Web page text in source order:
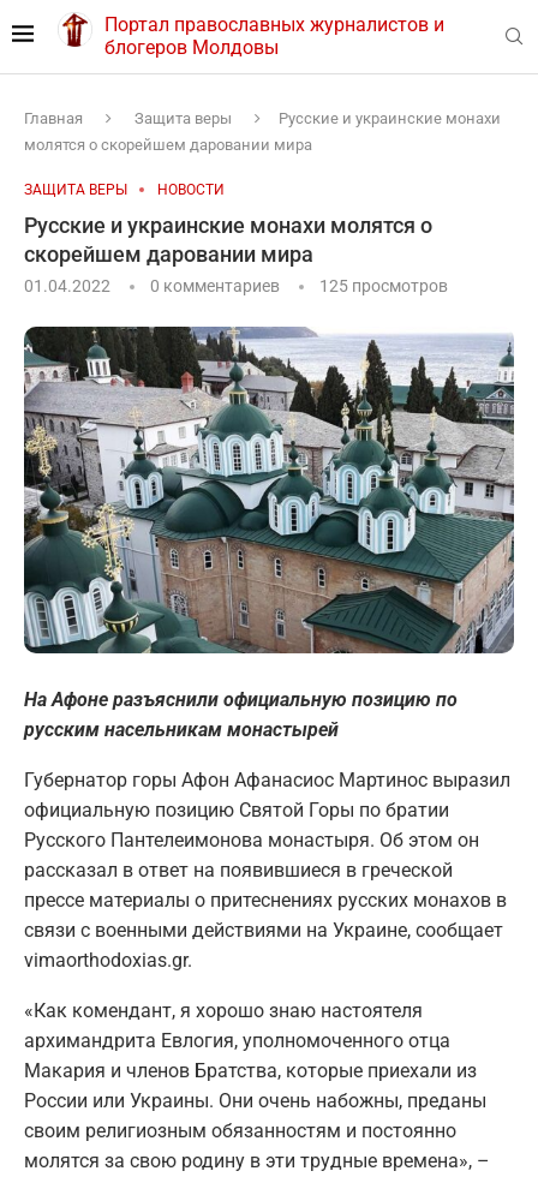
Портал православных журналистов и
блогеров Молдовы
Главная Защита веры
Русские и украинские монахи
молятся о скорейшем даровании мира
ЗАЩИТА ВЕРЫ НОВОСТИ
Русские и украинские монахи молятся о
скорейшем даровании мира
01.04.2022 0 комментариев 125 просмотров
На Афоне разъяснили официальную позицию по
русским насельникам монастырей
Губернатор горы Афон Афанасиос Мартинос выразил
официальную позицию Святой Горы по братии
Русского Пантелеимонова монастыря. Об этом он
рассказал в ответ на появившиеся в греческой
прессе материалы о притеснениях русских монахов в
связи с военными действиями на Украине, сообщает
vimaorthodoxias.gr.
«Как комендант, я хорошо знаю настоятеля
архимандрита Евлогия, уполномоченного отца
Макария и членов Братства, которые приехали из
России или Украины. Они очень набожны, преданы
своим религиозным обязанностям и постоянно
молятся за свою родину в эти трудные времена», –